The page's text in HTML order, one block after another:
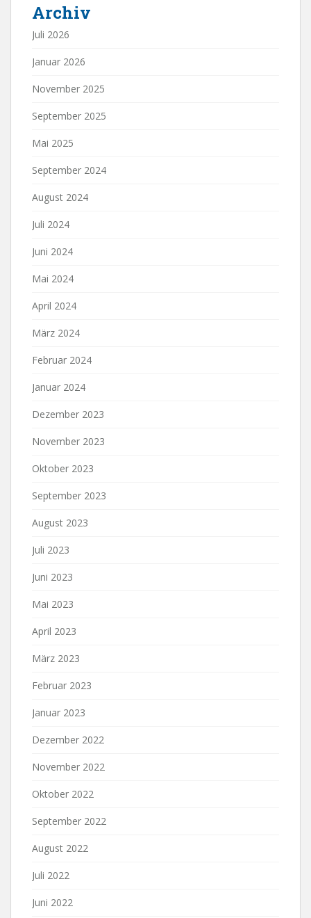
Archiv
Juli 2026
Januar 2026
November 2025
September 2025
Mai 2025
September 2024
August 2024
Juli 2024
Juni 2024
Mai 2024
April 2024
März 2024
Februar 2024
Januar 2024
Dezember 2023
November 2023
Oktober 2023
September 2023
August 2023
Juli 2023
Juni 2023
Mai 2023
April 2023
März 2023
Februar 2023
Januar 2023
Dezember 2022
November 2022
Oktober 2022
September 2022
August 2022
Juli 2022
Juni 2022